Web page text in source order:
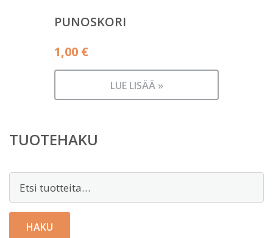
PUNOSKORI
1,00 €
LUE LISÄÄ »
TUOTEHAKU
HAKU